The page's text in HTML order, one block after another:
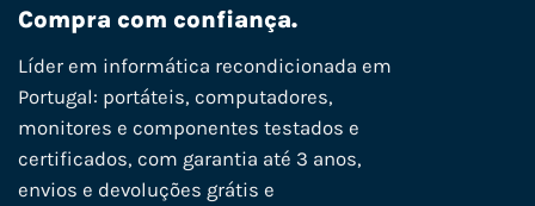
Compra com confiança.
Líder em informática recondicionada em
Portugal: portáteis, computadores,
monitores e componentes testados e
certificados, com garantia até 3 anos,
envios e devoluções grátis e